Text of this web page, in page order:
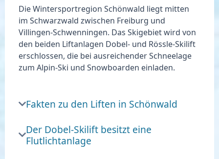
Die Wintersportregion Schönwald liegt mitten
im Schwarzwald zwischen Freiburg und
Villingen-Schwenningen. Das Skigebiet wird von
den beiden Liftanlagen Dobel- und Rössle-Skilift
erschlossen, die bei ausreichender Schneelage
zum Alpin-Ski und Snowboarden einladen.
Fakten zu den Liften in Schönwald
Der Dobel-Skilift besitzt eine
Flutlichtanlage